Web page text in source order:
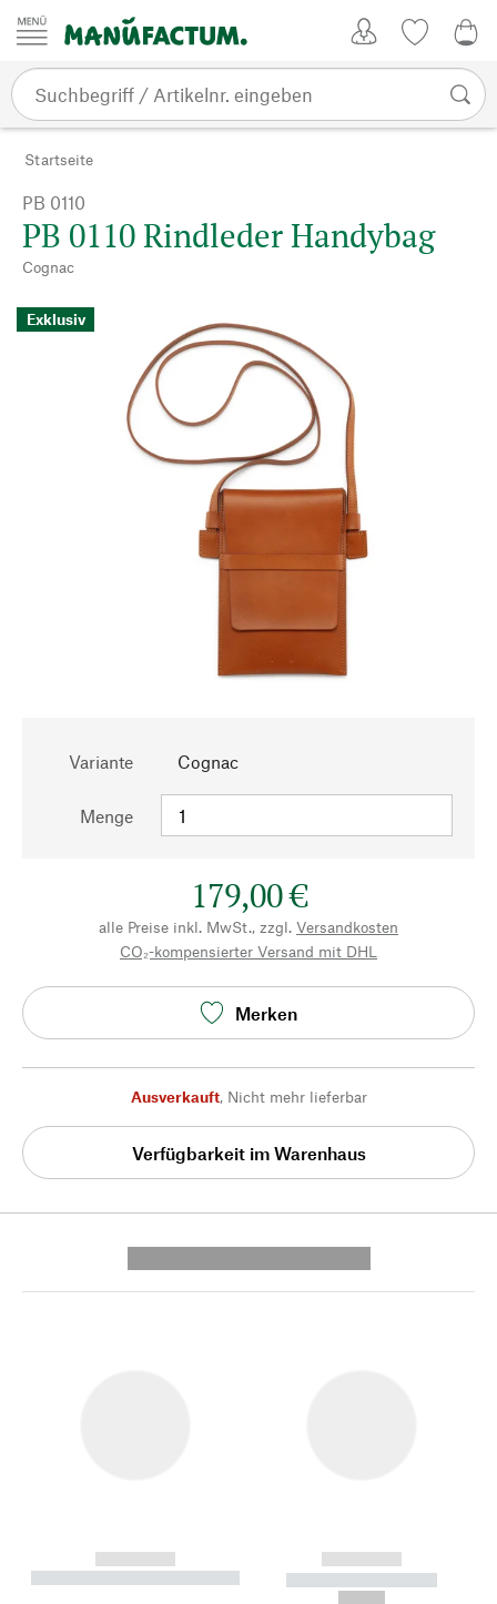
Zum Inhalt springen
Startseite
PB 0110
PB 0110 Rindleder Handybag
Cognac
Exklusiv
Variante Cognac
Menge
179,00 €
alle Preise inkl. MwSt., zzgl. Versandkosten
CO₂-kompensierter Versand mit DHL
Merken
Ausverkauft, Nicht mehr lieferbar
Verfügbarkeit im Warenhaus
------------
----------- ----------- --------
------------
----------- -----------